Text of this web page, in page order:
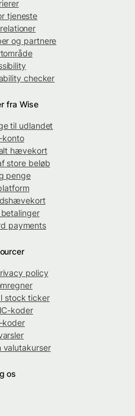
tjeneste
og partnere
checker
fra Wise
til udlandet
konto
hævekort
store beløb
penge
payments
policy
stock ticker
koder
koder
valutakurser
os